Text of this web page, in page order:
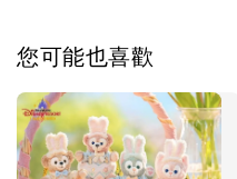
您可能也喜歡